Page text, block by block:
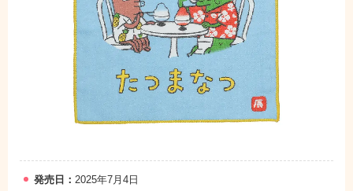
発売日： 2025年7月4日